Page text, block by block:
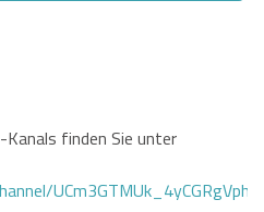
Kanals finden Sie unter